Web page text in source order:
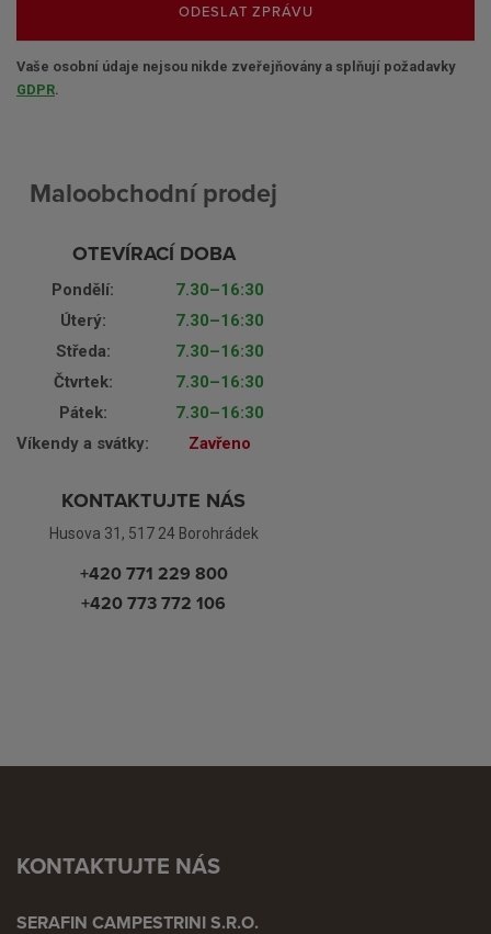
ODESLAT ZPRÁVU
Vaše osobní údaje nejsou nikde zveřejňovány a splňují požadavky
GDPR.
Maloobchodní prodej
OTEVÍRACÍ DOBA
Pondělí:
7.30–16:30
Úterý:
7.30–16:30
Středa:
7.30–16:30
Čtvrtek:
7.30–16:30
Pátek:
7.30–16:30
Víkendy a svátky:
Zavřeno
KONTAKTUJTE NÁS
Husova 31, 517 24 Borohrádek
+420 771 229 800
+420 773 772 106
KONTAKTUJTE NÁS
SERAFIN CAMPESTRINI S.R.O.